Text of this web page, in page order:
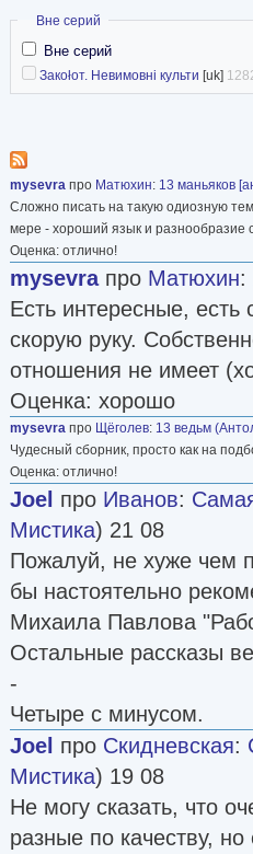
бас-гитариста и
пробовал себя в
фанка до различных
концертной
пор, несмотря на то,
воспринимает её
качестве основного
основным проектом
«Discordant System».
Автор о себе:
«Мой путь как
было шестнадцать, в
травму глаз. Мне
двух лет лечения,
усилия врачей, один
сильно упало.
физически. Нет, я не
привычных юношеских
видами спорта, не
очень чётко осознал,
своими надеждами,
пустое место,
балансируя на этой
источник Фантлаб
Самиздат (следить)
Скрыть
Вне серий
Вне серий
Закоłот. Невимовні культи [uk]
mysevra про Матюхин: 13 маньяков
Сложно писать на такую одиозную
мере - хороший язык и разнообразие
Оценка: отлично!
mysevraпро Матюхин:
Есть интересные,
скорую руку.
отношения не имеет
Оценка: хорошо
mysevra про Щёголев: 13 ведьм
Чудесный сборник, просто как на
Оценка: отлично!
Joel про Иванов:
Мистика) 21 08
Пожалуй, не хуже чем
бы настоятельно
Михаила Павлова
Остальные рассказы
-
Четыре с минусом.
Joel про Скидневская:
Мистика) 19 08
Не могу сказать, что
разные по качеству,